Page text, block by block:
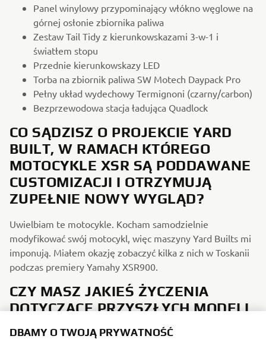
Panel winylowy przypominający włókno węglowe na
górnej osłonie zbiornika paliwa
Zestaw Tail Tidy z kierunkowskazami 3-w-1 i
światłem stopu
Przednie kierunkowskazy LED
Torba na zbiornik paliwa SW Motech Daypack Pro
Pełny układ wydechowy Termignoni (czarny/carbon)
Bezprzewodowa stacja ładująca Quadlock
CO SĄDZISZ O PROJEKCIE YARD
BUILT, W RAMACH KTÓREGO
MOTOCYKLE XSR SĄ PODDAWANE
CUSTOMIZACJI I OTRZYMUJĄ
ZUPEŁNIE NOWY WYGLĄD?
Uwielbiam te motocykle. Kocham samodzielnie
modyfikować swój motocykl, więc maszyny Yard Builts mi
imponują. Miałem okazję zobaczyć kilka z nich w Toskanii
podczas premiery Yamahy XSR900.
CZY MASZ JAKIEŚ ŻYCZENIA
DOTYCZĄCE PRZYSZŁYCH MODELI
XSR900/SPORT HERITAGE?
DBAMY O TWOJĄ PRYWATNOŚĆ